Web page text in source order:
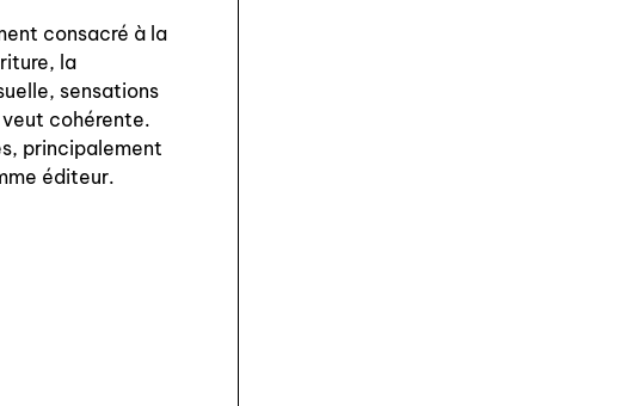
consacré à la
la
sensations
veut cohérente.
principalement
éditeur.